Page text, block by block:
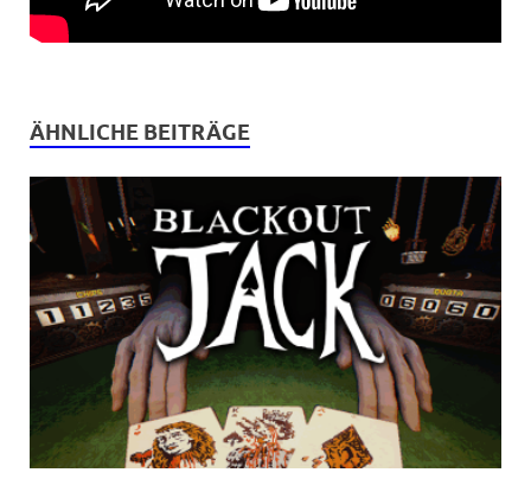
ÄHNLICHE BEITRÄGE